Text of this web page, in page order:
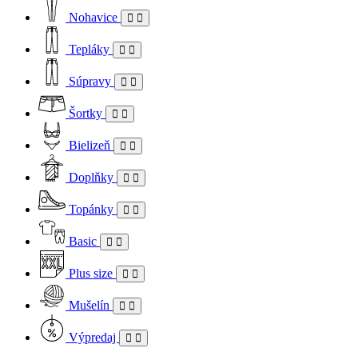
Nohavice
Tepláky
Súpravy
Šortky
Bielizeň
Doplňky
Topánky
Basic
Plus size
Mušelín
Výpredaj